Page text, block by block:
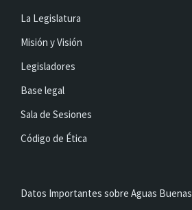
La Legislatura
Misión y Visión
Legisladores
Base legal
Sala de Sesiones
Código de Ética
Datos Importantes sobre Aguas Buenas